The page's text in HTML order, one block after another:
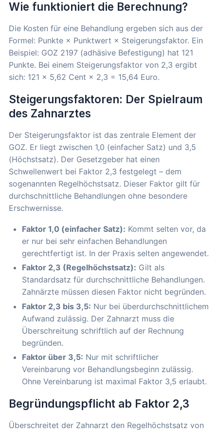
Wie funktioniert die Berechnung?
Die Kosten für eine Behandlung ergeben sich aus der
Formel: Punkte × Punktwert × Steigerungsfaktor. Ein
Beispiel: GOZ 2197 (adhäsive Befestigung) hat 121
Punkte. Bei einem Steigerungsfaktor von 2,3 ergibt
sich: 121 × 5,62 Cent × 2,3 = 15,64 Euro.
Steigerungsfaktoren: Der Spielraum
des Zahnarztes
Der Steigerungsfaktor ist das zentrale Element der
GOZ. Er liegt zwischen 1,0 (einfacher Satz) und 3,5
(Höchstsatz). Der Gesetzgeber hat einen
Schwellenwert bei Faktor 2,3 festgelegt – dem
sogenannten Regelhöchstsatz. Dieser Faktor gilt für
durchschnittliche Behandlungen ohne besondere
Erschwernisse.
Faktor 1,0 (einfacher Satz): Kommt selten vor, da
er nur bei sehr einfachen Behandlungen
gerechtfertigt ist. In der Praxis selten angewendet.
Faktor 2,3 (Regelhöchstsatz): Gilt als
Standardsatz für durchschnittliche Behandlungen.
Zahnärzte müssen diesen Faktor nicht begründen.
Faktor 2,3 bis 3,5: Nur bei überdurchschnittlichem
Aufwand zulässig. Der Zahnarzt muss die
Überschreitung schriftlich auf der Rechnung
begründen.
Faktor über 3,5: Nur mit schriftlicher
Vereinbarung vor Behandlungsbeginn zulässig.
Ohne Vereinbarung ist maximal Faktor 3,5 erlaubt.
Begründungspflicht ab Faktor 2,3
Überschreitet der Zahnarzt den Regelhöchstsatz von